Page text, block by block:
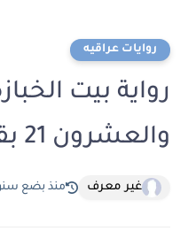
روايات عراقيه
رواية بيت
والعشرون 21 بقلم زهرة الرمان
غير معرف منذ بضع